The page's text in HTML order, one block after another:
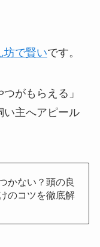
坊で賢いです。
がもらえる」
い主へアピール
かない？頭の良
のコツを徹底解